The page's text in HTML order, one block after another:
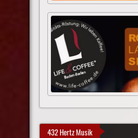
432 Hertz Musik